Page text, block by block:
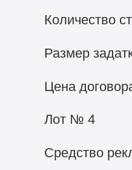
Количество
Размер
Цена
Лот № 4
Средство